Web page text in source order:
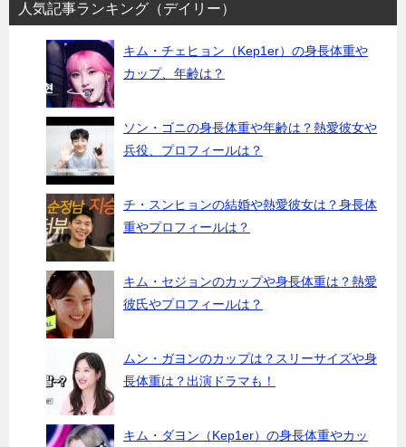
人気記事ランキング（デイリー）
キム・チェヒョン（Kep1er）の身長体重や
カップ、年齢は？
ソン・ゴニの身長体重や年齢は？熱愛彼女や
兵役、プロフィールは？
チ・スンヒョンの結婚や熱愛彼女は？身長体
重やプロフィールは？
キム・セジョンのカップや身長体重は？熱愛
彼氏やプロフィールは？
ムン・ガヨンのカップは？スリーサイズや身
長体重は？出演ドラマも！
キム・ダヨン（Kep1er）の身長体重やカッ